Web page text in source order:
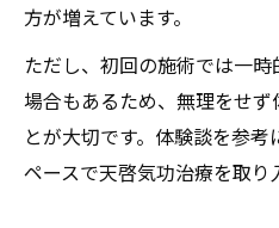
方が増えています。
ただし、初回の施術では一
場合もあるため、無理をせ
とが大切です。体験談を参
ペースで天啓気功治療を取り